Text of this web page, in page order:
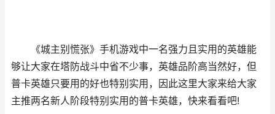
《城主别慌张》手机游戏中一名强力且实用的英雄能
够让大家在塔防战斗中省不少事，英雄品阶高当然好，但
普卡英雄只要用的好也特别实用，因此这里大家来给大家
主推两名新人阶段特别实用的普卡英雄，快来看看吧!